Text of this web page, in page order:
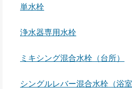
単水栓
浄水器専用水栓
ミキシング混合水栓（台所）
シングルレバー混合水栓（浴室